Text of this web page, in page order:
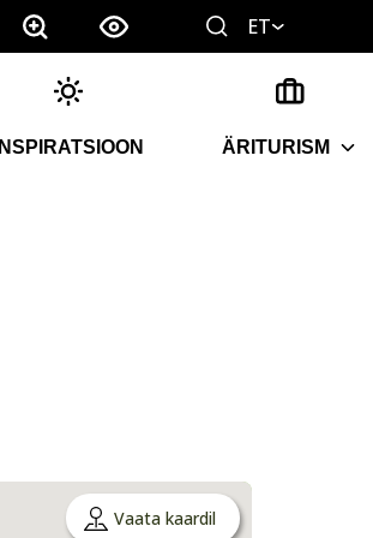
ET
INSPIRATSIOON ÄRITURISM
Vaata kaardil